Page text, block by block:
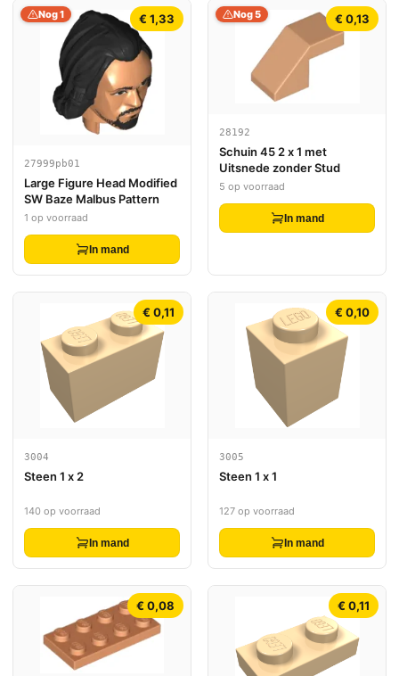
€ 1,33
Nog 1
27999pb01
Large Figure Head Modified
SW Baze Malbus Pattern
1 op voorraad
In mand
€ 0,13
Nog 5
28192
Schuin 45 2 x 1 met
Uitsnede zonder Stud
5 op voorraad
In mand
€ 0,11
3004
Steen 1 x 2
140 op voorraad
In mand
€ 0,10
3005
Steen 1 x 1
127 op voorraad
In mand
€ 0,08 € 0,11